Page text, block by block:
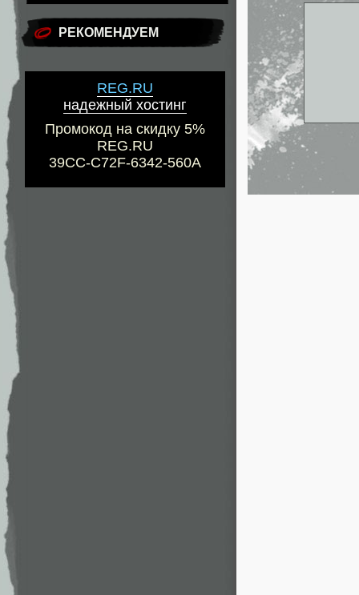
РЕКОМЕНДУЕМ
REG.RU
надежный хостинг
Промокод на скидку 5%
REG.RU
39CC-C72F-6342-560A